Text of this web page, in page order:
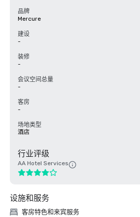
品牌
Mercure
建设
-
装修
-
会议空间总量
-
客房
-
场地类型
酒店
行业评级
AA Hotel Services
设施和服务
客房特色和来宾服务